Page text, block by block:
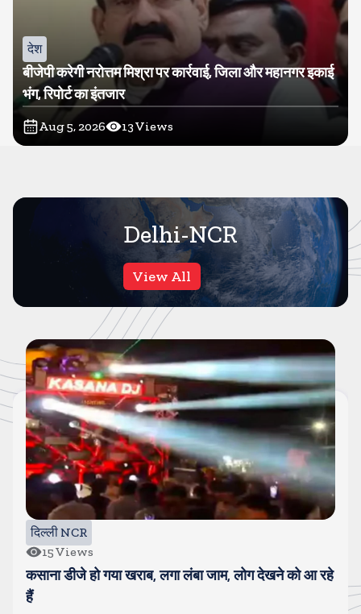
देश
बीजेपी करेगी नरोत्तम मिश्रा पर कार्रवाई, जिला और महानगर इकाई
भंग, रिपोर्ट का इंतजार
Aug 5, 2026 13Views
Delhi-NCR
View All
गाजियाबाद
7Views
गाजियाबाद में सडक हादसे में तीन कांवडियों की मौत, अज्ञात
वाहन ने मारी टक्कर